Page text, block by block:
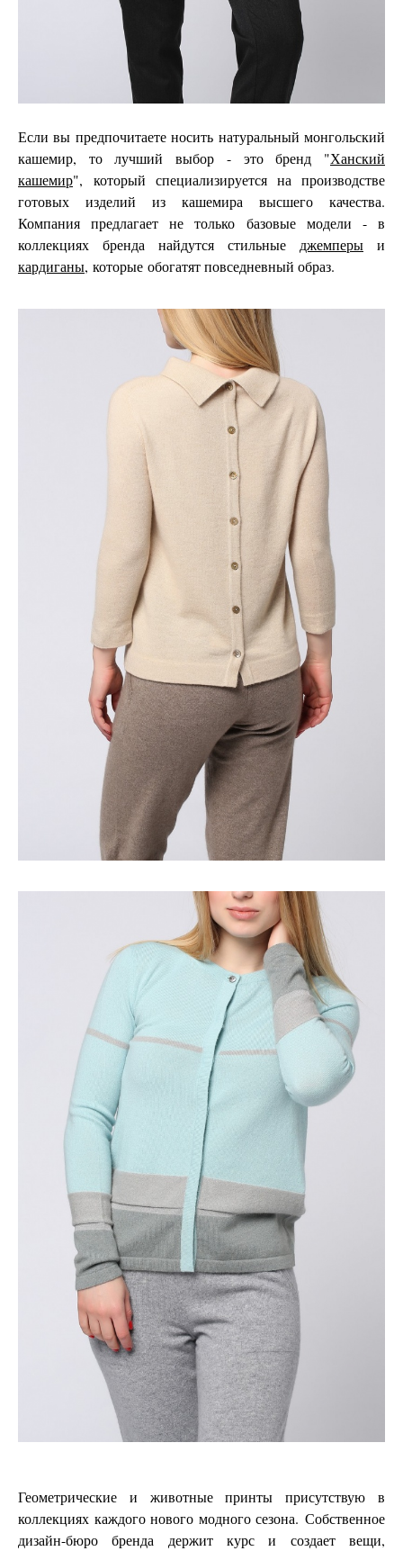
Если вы предпочитаете носить натуральный монгольский
кашемир, то лучший выбор - это бренд "Ханский
кашемир", который специализируется на производстве
готовых изделий из кашемира высшего качества.
Компания предлагает не только базовые модели - в
коллекциях бренда найдутся стильные джемперы и
кардиганы, которые обогатят повседневный образ.
Геометрические и животные принты присутствую в
коллекциях каждого нового модного сезона. Собственное
дизайн-бюро бренда держит курс и создает вещи,